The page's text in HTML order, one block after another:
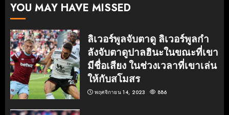
YOU MAY HAVE MISSED
ลิเวอร์พูลจับตาดู ลิเวอร์พูลกํา
ลังจับตาดูปาลฮินะในขณะที่เขา
มีชื่อเสียง ในช่วงเวลาที่เขาเล่น
ให้กับสโมสร
พฤศจิกายน 14, 2023 886